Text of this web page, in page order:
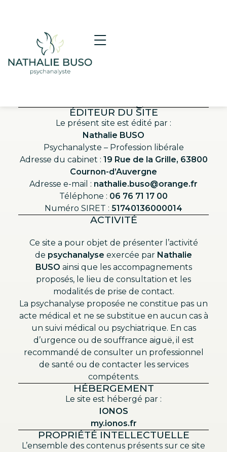
ÉDITEUR DU SITE
Le présent site est édité par :
Nathalie BUSO
Psychanalyste – Profession libérale
Adresse du cabinet : 19 Rue de la Grille, 63800
Cournon-d’Auvergne
Adresse e-mail : nathalie.buso@orange.fr
Téléphone : 06 76 71 17 00
Numéro SIRET : 51740136000014
ACTIVITÉ
Ce site a pour objet de présenter l’activité
de psychanalyse exercée par Nathalie
BUSO ainsi que les accompagnements
proposés, le lieu de consultation et les
modalités de prise de contact.
La psychanalyse proposée ne constitue pas un
acte médical et ne se substitue en aucun cas à
un suivi médical ou psychiatrique. En cas
d’urgence ou de souffrance aiguë, il est
recommandé de consulter un professionnel
de santé ou de contacter les services
compétents.
HÉBERGEMENT
Le site est hébergé par :
IONOS
my.ionos.fr
PROPRIÉTÉ INTELLECTUELLE
L’ensemble des contenus présents sur ce site